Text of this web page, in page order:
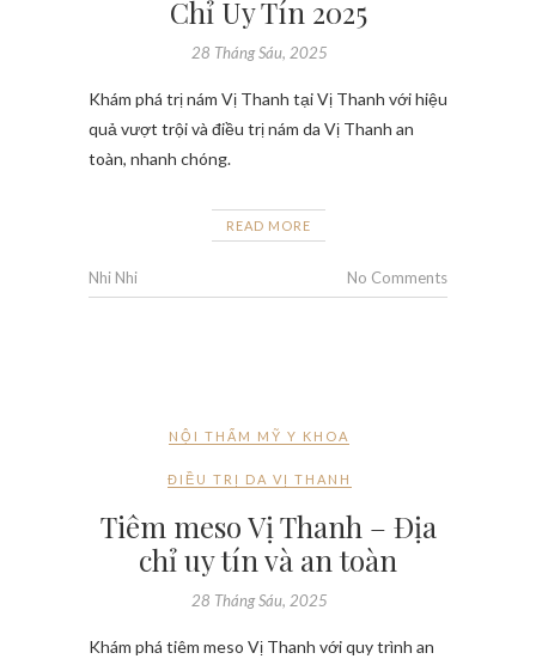
Chỉ Uy Tín 2025
28 Tháng Sáu, 2025
Khám phá trị nám Vị Thanh tại Vị Thanh với hiệu
quả vượt trội và điều trị nám da Vị Thanh an
toàn, nhanh chóng.
READ MORE
Nhi Nhi No Comments
NỘI THẨM MỸ Y KHOA
ĐIỀU TRỊ DA VỊ THANH
Tiêm meso Vị Thanh – Địa
chỉ uy tín và an toàn
28 Tháng Sáu, 2025
Khám phá tiêm meso Vị Thanh với quy trình an